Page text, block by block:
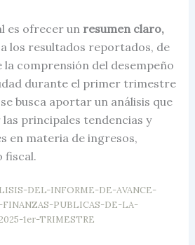
es ofrecer un resumen claro,
los resultados reportados, de
la comprensión del desempeño
durante el primer trimestre
busca aportar un análisis que
principales tendencias y
en materia de ingresos,
fiscal.
DEL-INFORME-DE-AVANCE-
PUBLICAS-DE-LA-
1er-TRIMESTRE